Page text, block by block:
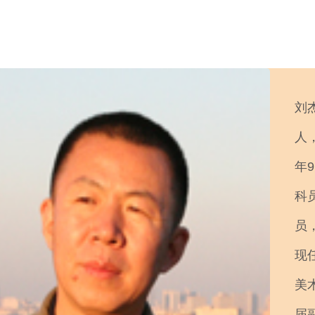
刘
人
年
科
员
现
美